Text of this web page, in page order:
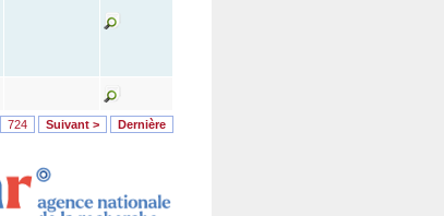
724 Suivant > Dernière